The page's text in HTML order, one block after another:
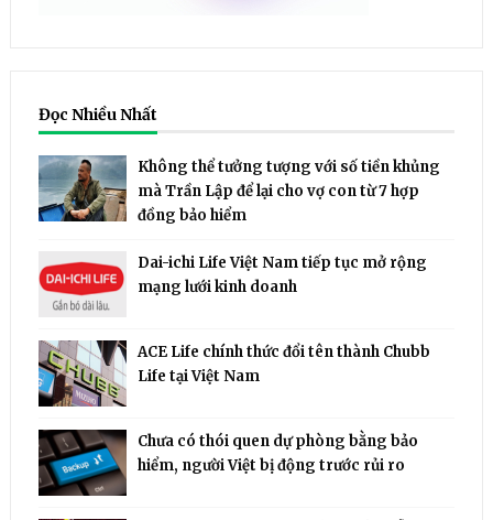
Đọc Nhiều Nhất
Không thể tưởng tượng với số tiền khủng
mà Trần Lập để lại cho vợ con từ 7 hợp
đồng bảo hiểm
Dai-ichi Life Việt Nam tiếp tục mở rộng
mạng lưới kinh doanh
ACE Life chính thức đổi tên thành Chubb
Life tại Việt Nam
Chưa có thói quen dự phòng bằng bảo
hiểm, người Việt bị động trước rủi ro